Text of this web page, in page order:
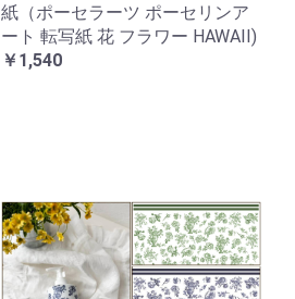
紙（ポーセラーツ ポーセリンア
ート 転写紙 花 フラワー HAWAII)
￥1,540